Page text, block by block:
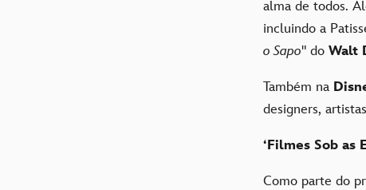
alma de todos.
incluindo a
o Sapo" do Walt
Também na
designers,
‘Filmes Sob as
Como parte do